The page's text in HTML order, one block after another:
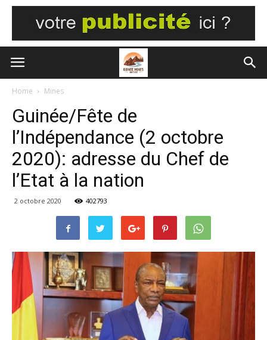
Home Mines
Guinée/Fête de
l’Indépendance (2 octobre
2020): adresse du Chef de
l’Etat à la nation
2 octobre 2020 402793